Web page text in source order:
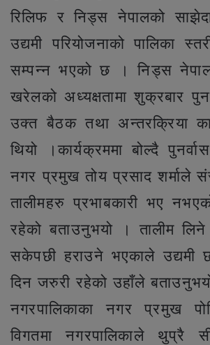
रिलिफ र निड्स नेपालको
उद्यमी परियोजनाको पालिका
सम्पन्न भएको छ । निड्स
खरेलको अध्यक्षतामा शुक्रबार
उक्त बैठक तथा अन्तरक्रिया
थियो ।कार्यक्रममा बोल्दै
नगर प्रमुख तोय प्रसाद शर्माले
तालीमहरु प्रभाबकारी भए
रहेको बताउनुभयो । तालीम
सकेपछी हराउने भएकाले उद्यमी
दिन जरुरी रहेको उहाँले
नगरपालिकाका नगर प्रमुख
विगतमा नगरपालिकाले थुप्रै